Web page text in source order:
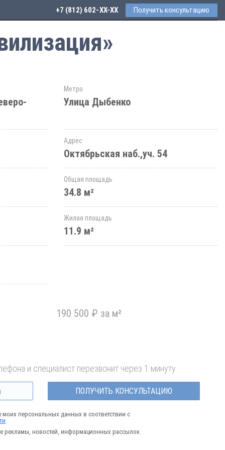
+7 (812) 602-44-77 Получить консультацию
Метро
Улица Дыбенко
Адрес
Октябрьская наб.,уч. 54
Общая площадь
34.8 м²
Жилая площадь
11.9 м²
190 500 ₽ за м²
и специалист перезвонит через 1 минуту
ПОЛУЧИТЬ КОНСУЛЬТАЦИЮ
моих персональных данных в соответствии с
рекламы, новостей, информационных рассылок